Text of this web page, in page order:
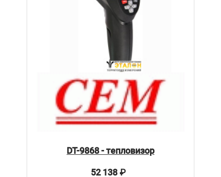
DT-9868 - тепловизор
52 138₽